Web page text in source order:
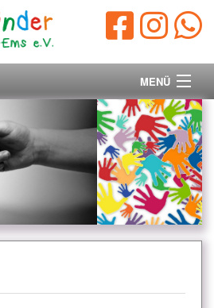
MENÜ
Vorstand
Unsere Ziele
Ihre Spende